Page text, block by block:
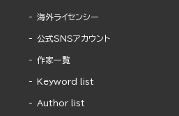
海外ライセンシー
公式SNSアカウント
作家一覧
Keyword list
Author list